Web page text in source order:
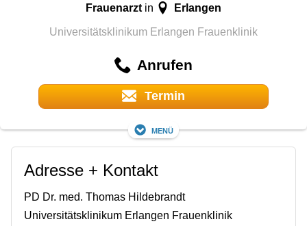
Frauenarzt in Erlangen
Universitätsklinikum Erlangen Frauenklinik
Anrufen
Termin
Menü
Adresse + Kontakt
PD Dr. med. Thomas Hildebrandt
Universitätsklinikum Erlangen Frauenklinik